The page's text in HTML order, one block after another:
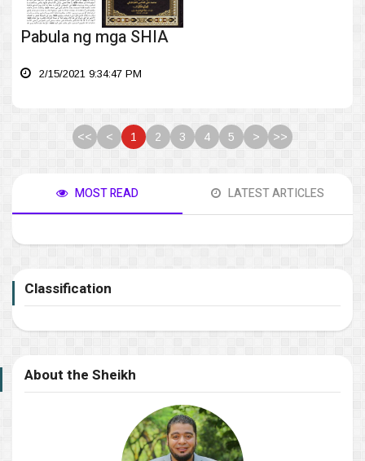
Pabula ng mga SHIA
2/15/2021 9:34:47 PM
<< < 1 2 3 4 5 > >>
MOST READ LATEST ARTICLES
Classification
About the Sheikh